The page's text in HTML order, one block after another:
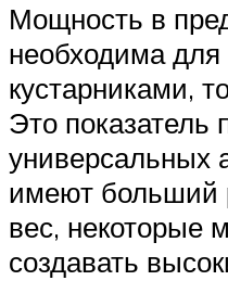
Мощность в
необходима
кустарниками,
Это
универсальных
имеют больший
вес, некоторые
создавать